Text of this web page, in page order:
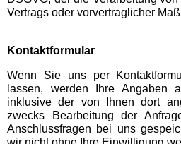
Freizeit- und Sportzentrum
Mehliskopf
Fundorena Feldberg
Vertrags oder vorvertraglicher
Kontaktformular
Wenn Sie uns per
lassen, werden Ihre Angaben
inklusive der von Ihnen dort
zwecks Bearbeitung der
Anschlussfragen bei uns